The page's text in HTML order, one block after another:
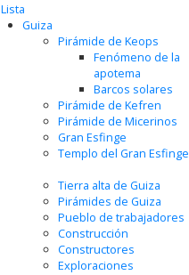
Lista
Guiza
Pirámide de Keops
Fenómeno de la
apotema
Barcos solares
Pirámide de Kefren
Pirámide de Micerinos
Gran Esfinge
Templo del Gran Esfinge
Tierra alta de Guiza
Pirámides de Guiza
Pueblo de trabajadores
Construcción
Constructores
Exploraciones